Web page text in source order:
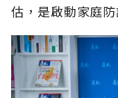
估，是啟動家庭